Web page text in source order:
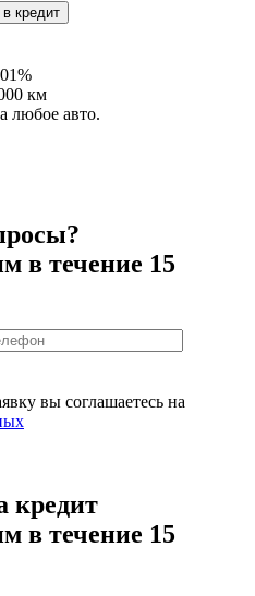
кредит
км
любое авто.
в течение 15
вы соглашаетесь на
кредит
в течение 15